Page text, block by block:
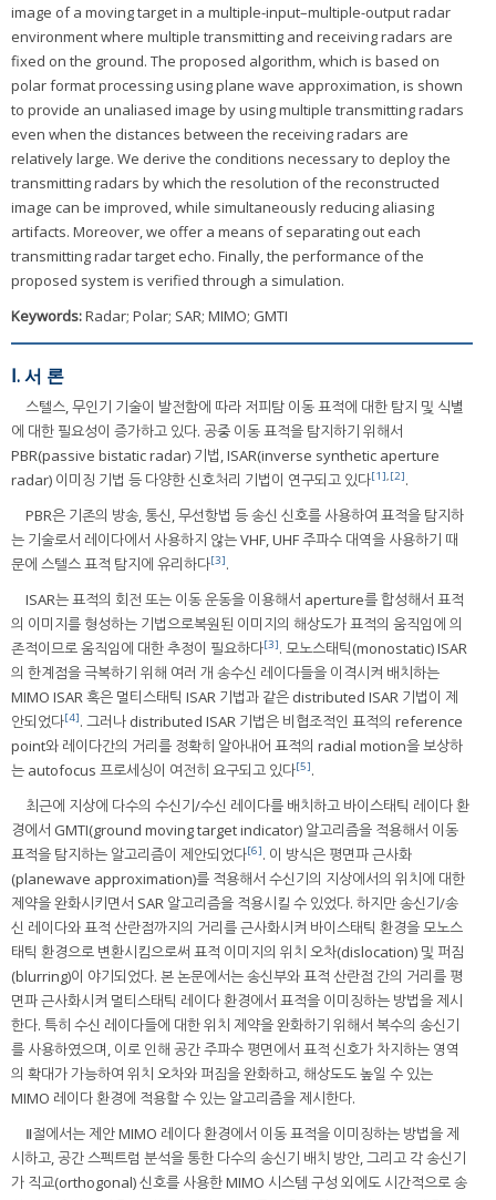
image of a moving target in a multiple-input–multiple-output radar
environment where multiple transmitting and receiving radars are
fixed on the ground. The proposed algorithm, which is based on
polar format processing using plane wave approximation, is shown
to provide an unaliased image by using multiple transmitting radars
even when the distances between the receiving radars are
relatively large. We derive the conditions necessary to deploy the
transmitting radars by which the resolution of the reconstructed
image can be improved, while simultaneously reducing aliasing
artifacts. Moreover, we offer a means of separating out each
transmitting radar target echo. Finally, the performance of the
proposed system is verified through a simulation.
Keywords:Radar; Polar; SAR; MIMO; GMTI
Ⅰ. 서 론
스텔스, 무인기 기술이 발전함에 따라 저피탐 이동 표적에 대한 탐지 및 식별
에 대한 필요성이 증가하고 있다. 공중 이동 표적을 탐지하기 위해서
PBR(passive bistatic radar) 기법, ISAR(inverse synthetic aperture
radar) 이미징 기법 등 다양한 신호처리 기법이 연구되고 있다[1],[2].
PBR은 기존의 방송, 통신, 무선항법 등 송신 신호를 사용하여 표적을 탐지하
는 기술로서 레이다에서 사용하지 않는 VHF, UHF 주파수 대역을 사용하기 때
문에 스텔스 표적 탐지에 유리하다[3].
ISAR는 표적의 회전 또는 이동 운동을 이용해서 aperture를 합성해서 표적
의 이미지를 형성하는 기법으로복원된 이미지의 해상도가 표적의 움직임에 의
존적이므로 움직임에 대한 추정이 필요하다[3]. 모노스태틱(monostatic) ISAR
의 한계점을 극복하기 위해 여러 개 송수신 레이다들을 이격시켜 배치하는
MIMO ISAR 혹은 멀티스태틱 ISAR 기법과 같은 distributed ISAR 기법이 제
안되었다[4]. 그러나 distributed ISAR 기법은 비협조적인 표적의 reference
point와 레이다간의 거리를 정확히 알아내어 표적의 radial motion을 보상하
는 autofocus 프로세싱이 여전히 요구되고 있다[5].
최근에 지상에 다수의 수신기/수신 레이다를 배치하고 바이스태틱 레이다 환
경에서 GMTI(ground moving target indicator) 알고리즘을 적용해서 이동
표적을 탐지하는 알고리즘이 제안되었다[6]. 이 방식은 평면파 근사화
(planewave approximation)를 적용해서 수신기의 지상에서의 위치에 대한
제약을 완화시키면서 SAR 알고리즘을 적용시킬 수 있었다. 하지만 송신기/송
신 레이다와 표적 산란점까지의 거리를 근사화시켜 바이스태틱 환경을 모노스
태틱 환경으로 변환시킴으로써 표적 이미지의 위치 오차(dislocation) 및 퍼짐
(blurring)이 야기되었다. 본 논문에서는 송신부와 표적 산란점 간의 거리를 평
면파 근사화시켜 멀티스태틱 레이다 환경에서 표적을 이미징하는 방법을 제시
한다. 특히 수신 레이다들에 대한 위치 제약을 완화하기 위해서 복수의 송신기
를 사용하였으며, 이로 인해 공간 주파수 평면에서 표적 신호가 차지하는 영역
의 확대가 가능하여 위치 오차와 퍼짐을 완화하고, 해상도도 높일 수 있는
MIMO 레이다 환경에 적용할 수 있는 알고리즘을 제시한다.
Ⅱ절에서는 제안 MIMO 레이다 환경에서 이동 표적을 이미징하는 방법을 제
시하고, 공간 스펙트럼 분석을 통한 다수의 송신기 배치 방안, 그리고 각 송신기
가 직교(orthogonal) 신호를 사용한 MIMO 시스템 구성 외에도 시간적으로 송